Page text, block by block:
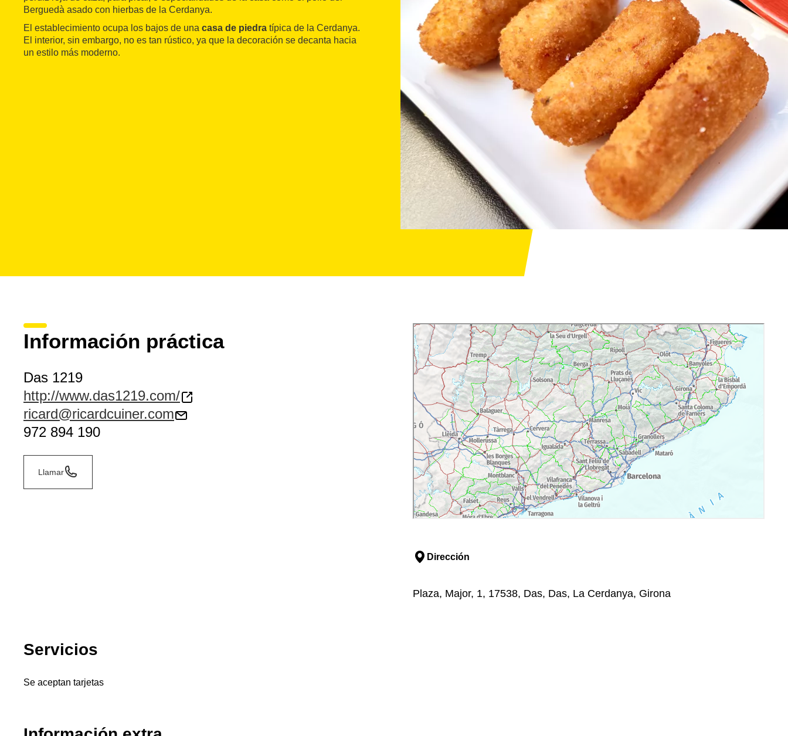
Berguedà asado con hierbas de la Cerdanya.
El establecimiento ocupa los bajos de una casa de piedra típica de la Cerdanya.
El interior, sin embargo, no es tan rústico, ya que la decoración se decanta hacia
un estilo más moderno.
Información práctica
Das 1219
http://www.das1219.com/
ricard@ricardcuiner.com
972 894 190
Llamar
Dirección
Plaza, Major, 1, 17538, Das, Das, La Cerdanya, Girona
Servicios
Se aceptan tarjetas